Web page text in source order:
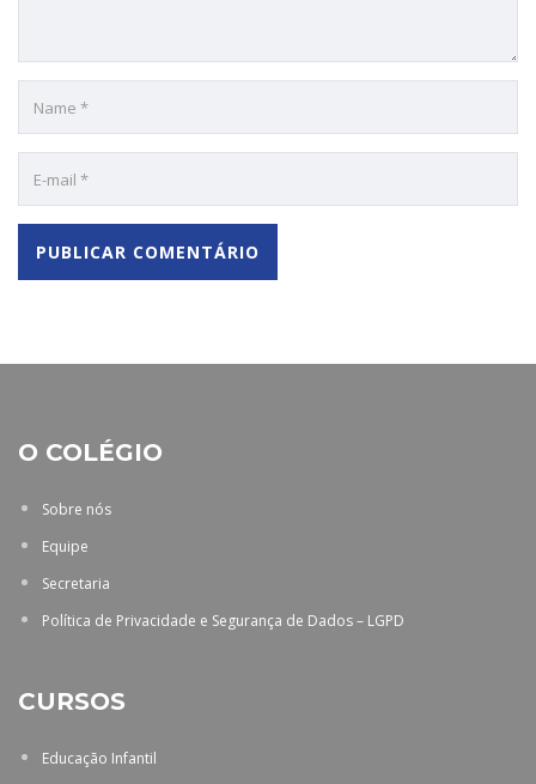
O COLÉGIO
Sobre nós
Equipe
Secretaria
Política de Privacidade e Segurança de Dados – LGPD
CURSOS
Educação Infantil